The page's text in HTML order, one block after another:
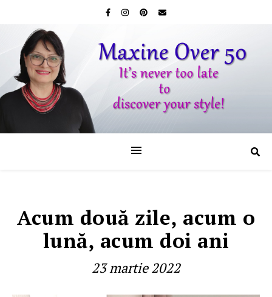
Acum două zile, acum o
lună, acum doi ani
23 martie 2022